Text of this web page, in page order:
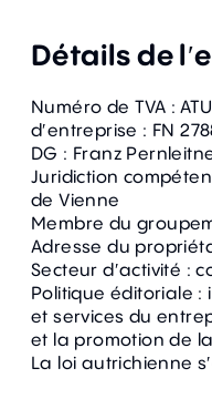
Détails de
Numéro de TVA :
d′entreprise : FN
DG : Franz
Juridiction
de Vienne
Membre du
Adresse du
Secteur d′activité :
Politique éditoriale
et services du
et la promotion de
La loi autrichienne